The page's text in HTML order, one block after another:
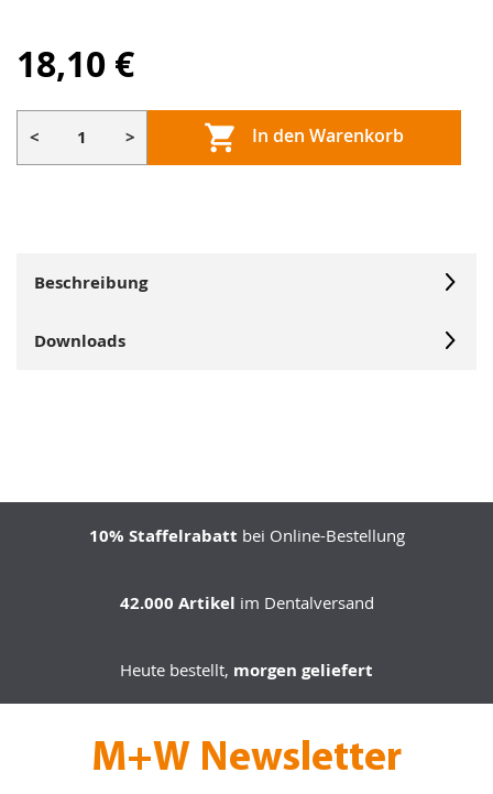
18,10 €
< > In den Warenkorb
Beschreibung
Downloads
10% Staffelrabatt bei Online-Bestellung
42.000 Artikel im Dentalversand
Heute bestellt, morgen geliefert
M+W Newsletter